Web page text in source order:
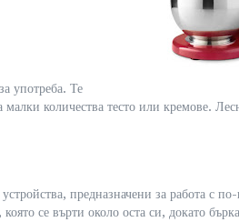
употреба. Те
малки количества тесто или кремове.
предназначени за работа с
се върти около оста си, докато